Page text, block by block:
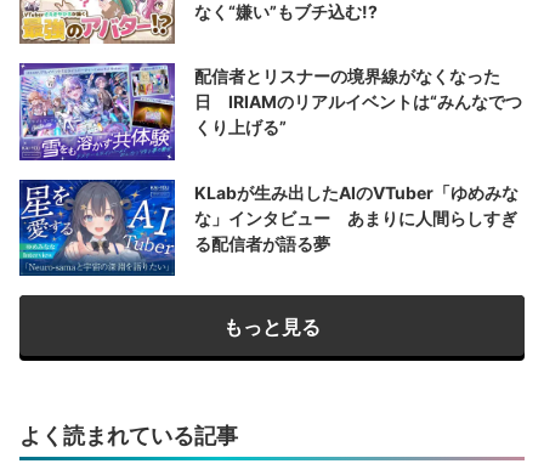
なく“嫌い”もブチ込む!?
配信者とリスナーの境界線がなくなった
日 IRIAMのリアルイベントは“みんなでつ
くり上げる”
KLabが生み出したAIのVTuber「ゆめみな
な」インタビュー あまりに人間らしすぎ
る配信者が語る夢
もっと見る
よく読まれている記事